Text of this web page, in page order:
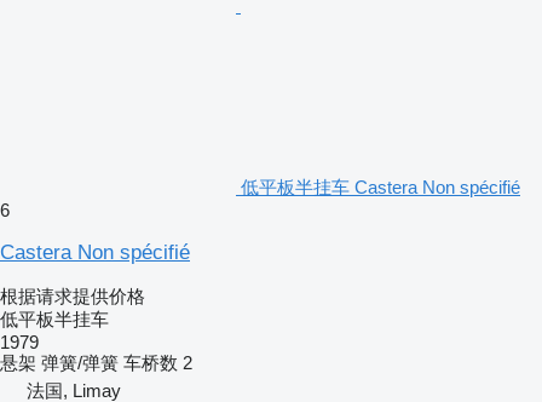
低平板半挂车 Castera Non spécifié
6
Castera Non spécifié
根据请求提供价格
低平板半挂车
1979
悬架 弹簧/弹簧 车桥数 2
法国, Limay